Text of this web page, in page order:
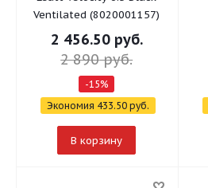
Ventilated (8020001157)
2 456.50руб.
2 890руб.
-15%
Экономия 433.50руб.
В корзину